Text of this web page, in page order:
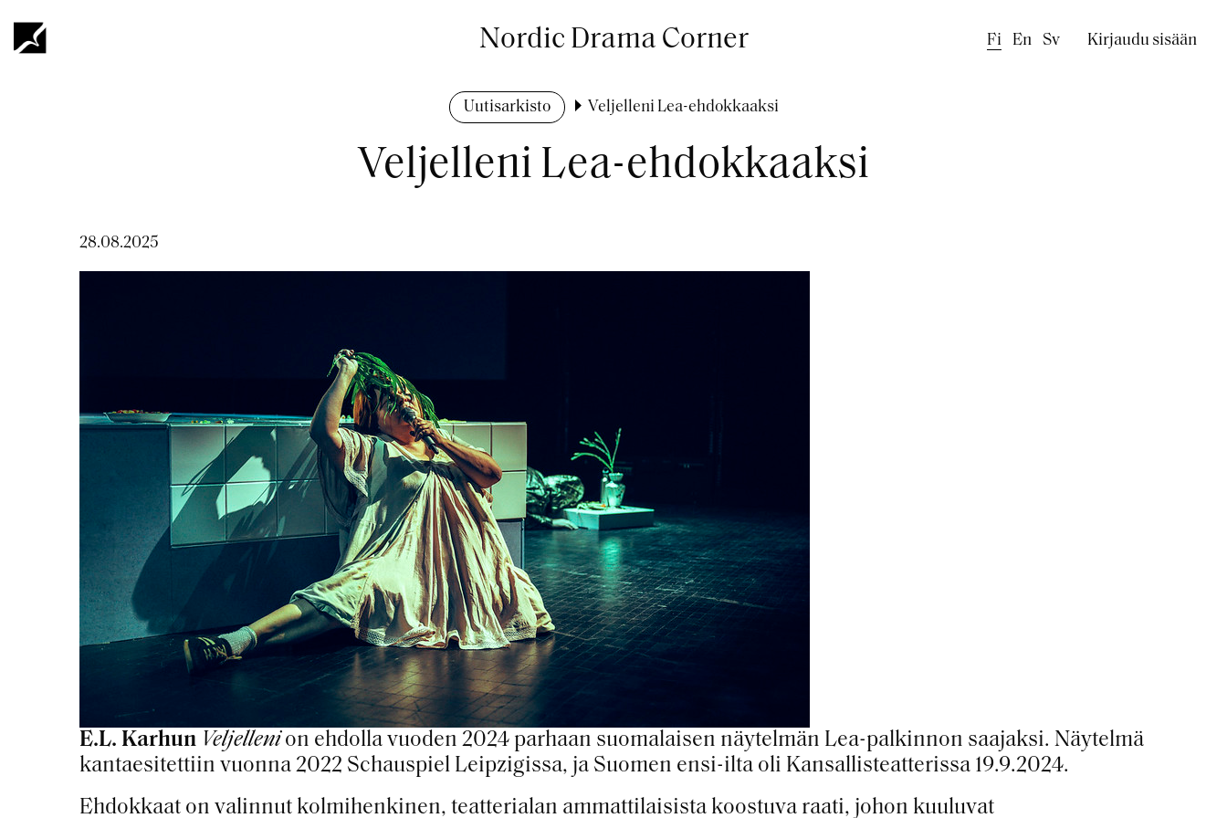
pääsisältöön
Nordic Drama Corner Fi En Sv Kirjaudu sisään
Uutisarkisto Veljelleni Lea-ehdokkaaksi
Veljelleni Lea-ehdokkaaksi
28.08.2025
E.L. Karhun Veljellenion ehdolla vuoden 2024 parhaan suomalaisen näytelmän Lea-palkinnon saajaksi. Näytelmä
kantaesitettiin vuonna 2022 Schauspiel Leipzigissa, ja Suomen ensi-ilta oli Kansallisteatterissa 19.9.2024.
Ehdokkaat on valinnut kolmihenkinen, teatterialan ammattilaisista koostuva raati, johon kuuluvat